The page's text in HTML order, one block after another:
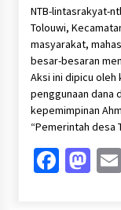
NTB-lintasrakyat-
Tolouwi,
masyarakat,
besar-besaran
Aksi ini dipicu
penggunaan dana
kepemimpinan
“Pemerintah desa